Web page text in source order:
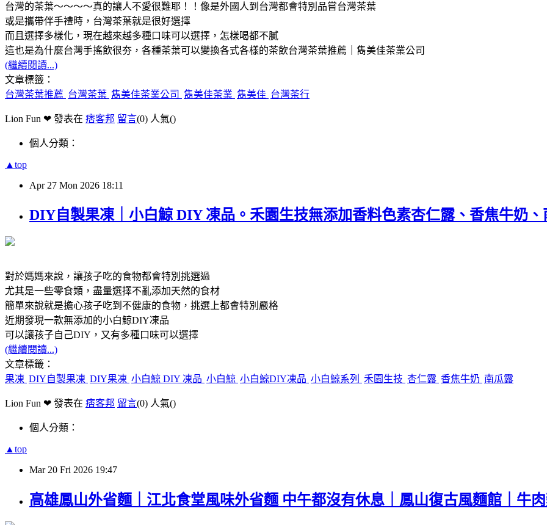
台灣的茶葉～～～～真的讓人不愛很難耶！！像是外國人到台灣都會特別品嘗台灣茶葉
或是攜帶伴手禮時，台灣茶葉就是很好選擇
而且選擇多樣化，現在越來越多種口味可以選擇，怎樣喝都不膩
這也是為什麼台灣手搖飲很夯，各種茶葉可以變換各式各樣的茶飲台灣茶葉推薦｜雋美佳茶業公司
(繼續閱讀...)
文章標籤：
台灣茶葉推薦 台灣茶葉 雋美佳茶業公司 雋美佳茶業 雋美佳 台灣茶行
Lion Fun ❤ 發表在 痞客邦 留言(0) 人氣()
個人分類：
▲top
Apr 27 Mon 2026 18:11
DIY自製果凍｜小白鯨 DIY 凍品。禾園生技無添加香料色素杏仁露、香焦牛奶、
對於媽媽來說，讓孩子吃的食物都會特別挑選過
尤其是一些零食類，盡量選擇不亂添加天然的食材
簡單來說就是擔心孩子吃到不健康的食物，挑選上都會特別嚴格
近期發現一款無添加的小白鯨DIY凍品
可以讓孩子自己DIY，又有多種口味可以選擇
(繼續閱讀...)
文章標籤：
果凍 DIY自製果凍 DIY果凍 小白鯨 DIY 凍品 小白鯨 小白鯨DIY凍品 小白鯨系列 禾園生技 杏仁露 香焦牛奶 南瓜露
Lion Fun ❤ 發表在 痞客邦 留言(0) 人氣()
個人分類：
▲top
Mar 20 Fri 2026 19:47
高雄鳳山外省麵｜江北食堂風味外省麵 中午都沒有休息｜鳳山復古風麵館｜牛